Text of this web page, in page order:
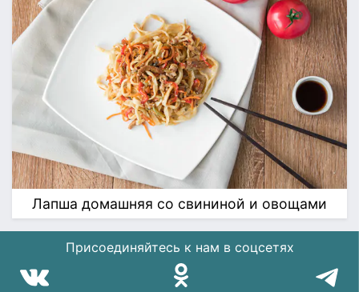
Лапша домашняя со свининой и овощами
Присоединяйтесь к нам в соцсетях